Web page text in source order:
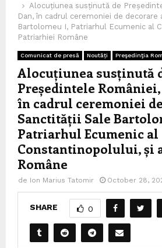
Alocuțiunea susținută de
Dan, în cadrul ceremoniei de decorare
Bartolomeu I, Patriarhul Ecumenic al
Patriarhiei Române
Comunicat de presă Noutăți Preşedinţia
Alocuțiunea susținută
Președintele
în cadrul ceremoniei
Sanctității Sale
Patriarhul Ecumenic al
Constantinopolului, și
Române
de Ion Marius Tatomir October 28,
SHARE 0